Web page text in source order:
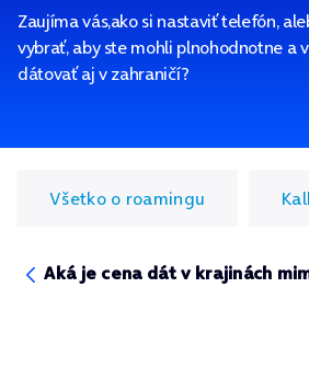
Zaujíma vás,ako si nastaviť telefón,
vybrať, aby ste mohli plnohodnotne a
dátovať aj v zahraničí?
Všetko o roamingu
Aká je cena dát v krajinách